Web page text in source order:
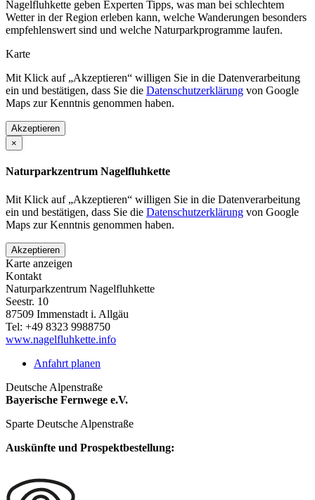
Nagelfluhkette geben Experten Tipps, was man bei schlechtem
Wetter in der Region erleben kann, welche Wanderungen besonders
empfehlenswert sind und welche Naturparkprogramme laufen.
Karte
Mit Klick auf „Akzeptieren“ willigen Sie in die Datenverarbeitung
ein und bestätigen, dass Sie die Datenschutzerklärung von Google
Maps zur Kenntnis genommen haben.
Akzeptieren
×
Naturparkzentrum Nagelfluhkette
Mit Klick auf „Akzeptieren“ willigen Sie in die Datenverarbeitung
ein und bestätigen, dass Sie die Datenschutzerklärung von Google
Maps zur Kenntnis genommen haben.
Akzeptieren
Karte anzeigen
Kontakt
Naturparkzentrum Nagelfluhkette
Seestr. 10
87509 Immenstadt i. Allgäu
Tel: +49 8323 9988750
www.nagelfluhkette.info
Anfahrt planen
Deutsche Alpenstraße
Bayerische Fernwege e.V.
Sparte Deutsche Alpenstraße
Auskünfte und Prospektbestellung: